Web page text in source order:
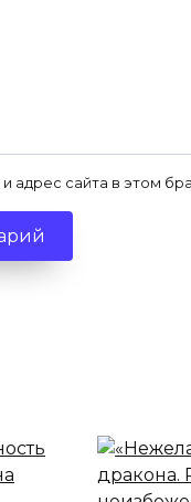
адрес сайта в этом